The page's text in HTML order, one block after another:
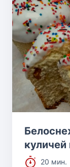
куличей
20 мин.